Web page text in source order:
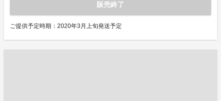
販売終了
ご提供予定時期：2020年3月上旬発送予定